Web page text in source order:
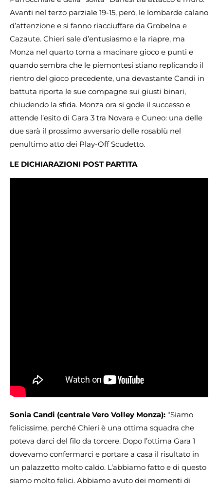
Avanti nel terzo parziale 19-15, però, le lombarde calano
d’attenzione e si fanno riacciuffare da Grobelna e
Cazaute. Chieri sale d’entusiasmo e la riapre, ma
Monza nel quarto torna a macinare gioco e punti e
quando sembra che le piemontesi stiano replicando il
rientro del gioco precedente, una devastante Candi in
battuta riporta le sue compagne sui giusti binari,
chiudendo la sfida. Monza ora si gode il successo e
attende l’esito di Gara 3 tra Novara e Cuneo: una delle
due sarà il prossimo avversario delle rosablù nel
penultimo atto dei Play-Off Scudetto.
LE DICHIARAZIONI POST PARTITA
Sonia Candi (centrale Vero Volley Monza): “Siamo
felicissime, perché Chieri è una ottima squadra che
poteva darci del filo da torcere. Dopo l’ottima Gara 1
dovevamo confermarci e portare a casa il risultato in
un palazzetto molto caldo. L’abbiamo fatto e di questo
siamo molto felici. Abbiamo avuto dei momenti di